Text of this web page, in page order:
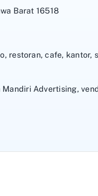
Barat 16518
restoran, cafe, kantor,
Advertising,